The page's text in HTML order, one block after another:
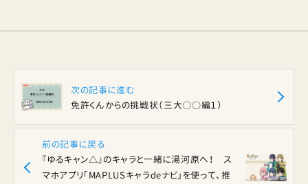
前の記事に戻る
『ゆるキャン△』のキャラと一緒に湯河原へ！ ス
マホアプリ「MAPLUSキャラdeナビ」を使って、推
次の記事に進む
免許くんからの挑戦状（三大〇〇編１）